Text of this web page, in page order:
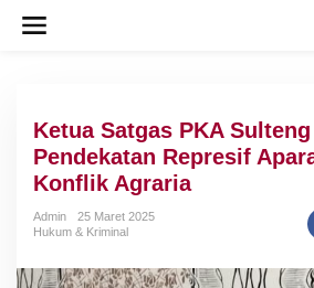
Ketua Satgas PKA
Pendekatan Represif
Konflik Agraria
Admin
25 Maret 2025
Hukum & Kriminal